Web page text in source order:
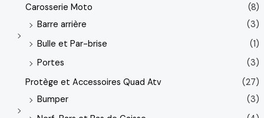
Carosserie Moto
(8)
Barre arrière
(3)
Bulle et Par-brise
(1)
Portes
(3)
Protège et Accessoires Quad Atv
(27)
Bumper
(3)